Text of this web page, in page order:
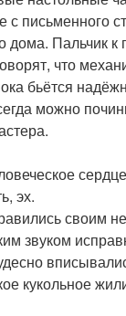
с письменного
дома. Пальчик
что
бьётся
можно
эх.
своим
звуком
кукольное